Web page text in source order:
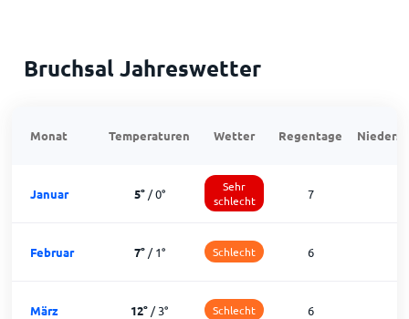
Bruchsal Jahreswetter
Monat Temperaturen Wetter Regentage
Januar 5°/0°
Sehr
schlecht
7
Februar 7°/1° Schlecht 6
März 12° /3° Schlecht 6